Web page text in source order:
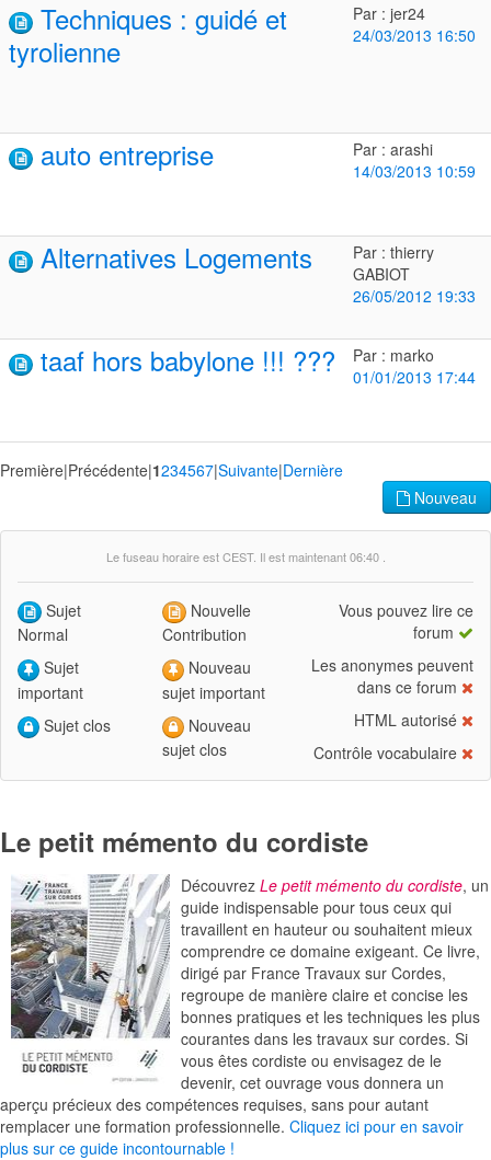
Techniques : guidé et
tyrolienne
Par : jer24
24/03/2013 16:50
auto entreprise
Par : arashi
14/03/2013 10:59
Alternatives Logements
Par : thierry
GABIOT
26/05/2012 19:33
taaf hors babylone !!! ???
Par : marko
01/01/2013 17:44
Première|Précédente|1234567|Suivante|Dernière
Nouveau
Le fuseau horaire est CEST. Il est maintenant 06:40 .
Sujet
Normal
Sujet
important
Sujet clos
Nouvelle
Contribution
Nouveau
sujet important
Nouveau
sujet clos
Vous pouvez lire ce
forum
Les anonymes peuvent
dans ce forum
HTML autorisé
Contrôle vocabulaire
Le petit mémento du cordiste
Découvrez Le petit mémento du cordiste, un
guide indispensable pour tous ceux qui
travaillent en hauteur ou souhaitent mieux
comprendre ce domaine exigeant. Ce livre,
dirigé par France Travaux sur Cordes,
regroupe de manière claire et concise les
bonnes pratiques et les techniques les plus
courantes dans les travaux sur cordes. Si
vous êtes cordiste ou envisagez de le
devenir, cet ouvrage vous donnera un
aperçu précieux des compétences requises, sans pour autant
remplacer une formation professionnelle. Cliquez ici pour en savoir
plus sur ce guide incontournable !